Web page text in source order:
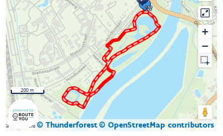
Kaartgegevens © Thunderforest© OpenStreetMap contributors
200 m